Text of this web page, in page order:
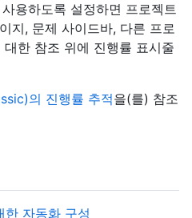
용하도록 설정하면 프로젝트
지, 문제 사이드바, 다른 프로
한 참조 위에 진행률 표시줄
의 진행률 추적을(를) 참조
자동화 구성